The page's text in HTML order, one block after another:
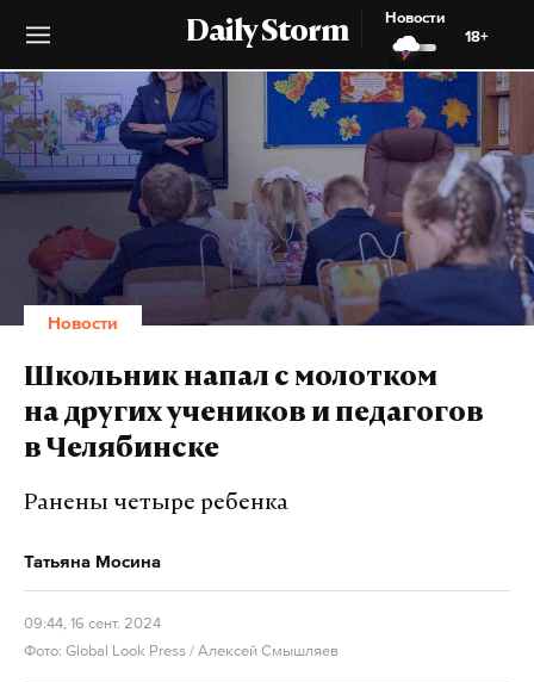
Daily Storm
Новости
18+
Новости
Школьник напал с молотком
на других учеников и педагогов
в Челябинске
Ранены четыре ребенка
Татьяна Мосина
09:44, 16 сент. 2024
Фото: Global Look Press / Алексей Смышляев